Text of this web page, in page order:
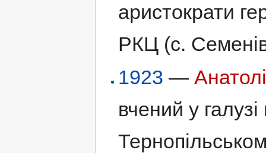
аристократи
РКЦ (с.
1923 —
вчений у